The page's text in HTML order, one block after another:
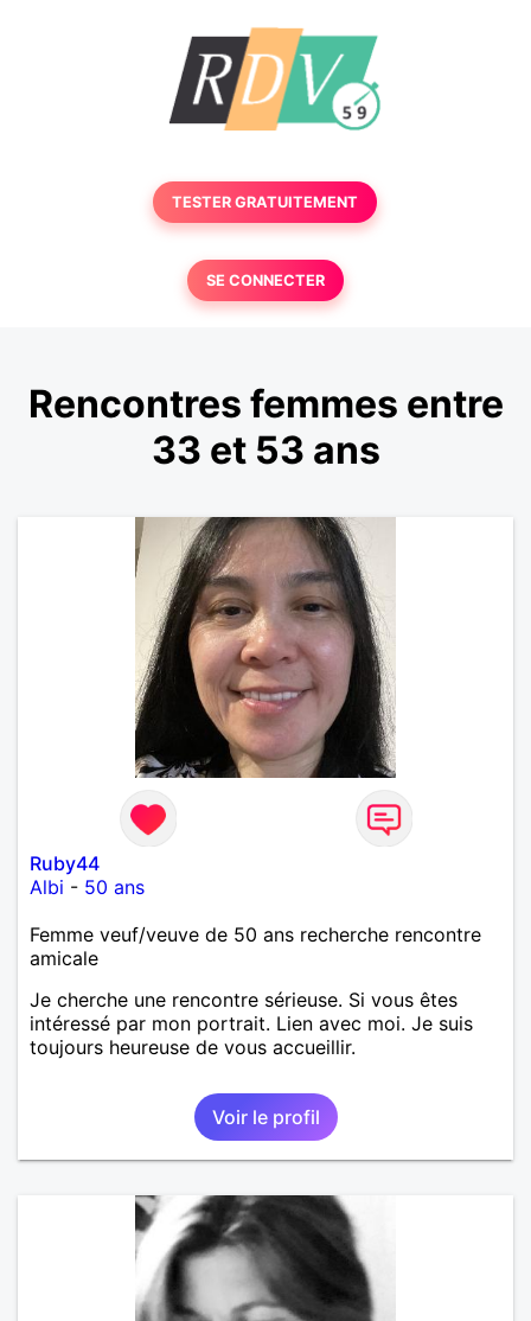
TESTER GRATUITEMENT
SE CONNECTER
Rencontres femmes entre
33 et 53 ans
Ruby44
Albi - 50 ans
Femme veuf/veuve de 50 ans recherche rencontre
amicale
Je cherche une rencontre sérieuse. Si vous êtes
intéressé par mon portrait. Lien avec moi. Je suis
toujours heureuse de vous accueillir.
Voir le profil